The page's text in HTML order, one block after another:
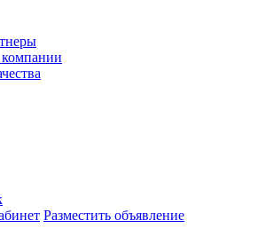
Разместить объявление